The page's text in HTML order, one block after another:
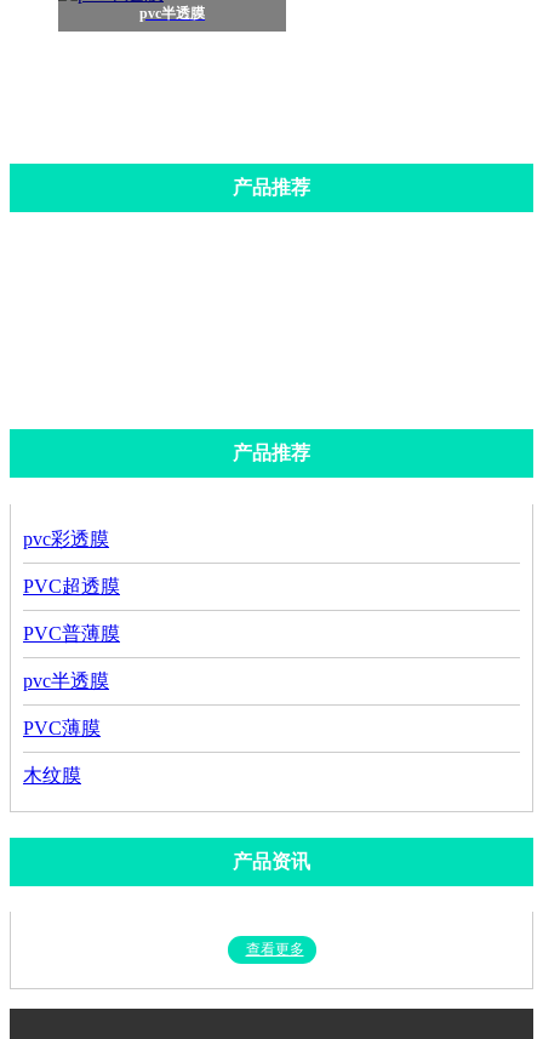
pvc半透膜
产品推荐
产品推荐
pvc彩透膜
PVC超透膜
PVC普薄膜
pvc半透膜
PVC薄膜
木纹膜
产品资讯
查看更多